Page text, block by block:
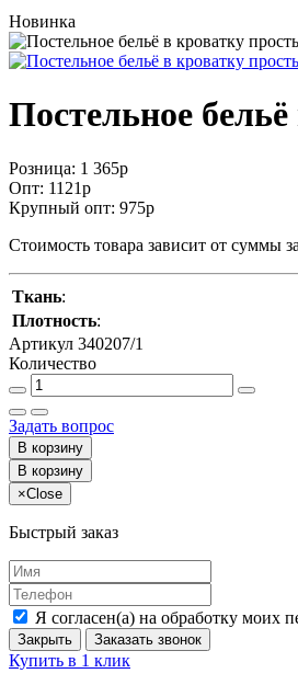
Новинка
Постельное
Розница: 1 365p
Опт: 1121p
Крупный опт: 975p
Стоимость товара зависит от суммы
Ткань:
Плотность:
Артикул 340207/1
Количество
Задать вопрос
В корзину
В корзину
×Close
Быстрый заказ
Я согласен(а) на обработку моих
Закрыть Заказать звонок
Купить в 1 клик